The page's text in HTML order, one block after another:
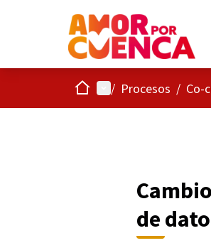
InicioMenú principal
/ Procesos / Co-
de